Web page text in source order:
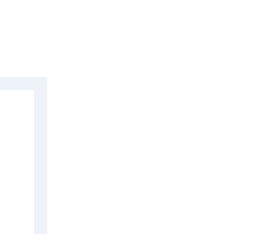
della tecnologia delle
dedicata che
delle architetture di